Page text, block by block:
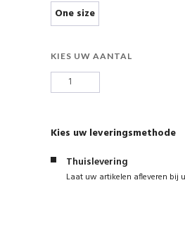
One size
KIES UW AANTAL
Kies uw leveringsmethode
Thuislevering
Laat uw artikelen afleveren bij